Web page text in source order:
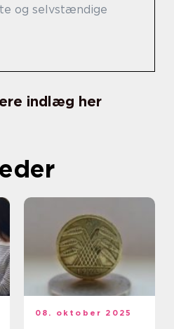
og selvstændige
indlæg her
08. oktober 2025